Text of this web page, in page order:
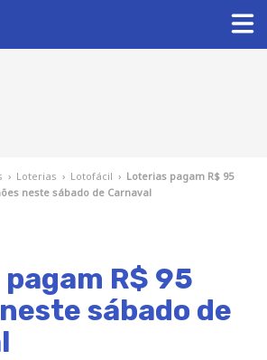
› Loterias › Lotofácil › Loterias pagam R$ 95
neste sábado de Carnaval
R$ 95
sábado de